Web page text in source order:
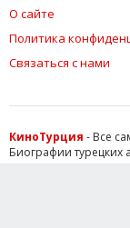
О сайте
Политика
Связаться с нами
КиноТурция - Все
Биографии турецких